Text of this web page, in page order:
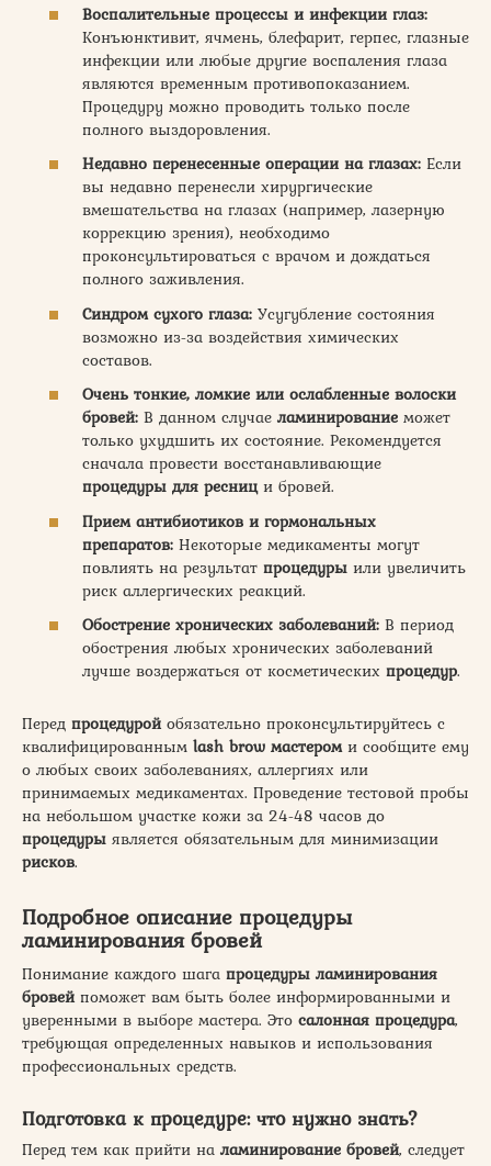
Воспалительные процессы и инфекции глаз:
Конъюнктивит, ячмень, блефарит, герпес, глазные
инфекции или любые другие воспаления глаза
являются временным противопоказанием.
Процедуру можно проводить только после
полного выздоровления.
Недавно перенесенные операции на глазах: Если
вы недавно перенесли хирургические
вмешательства на глазах (например, лазерную
коррекцию зрения), необходимо
проконсультироваться с врачом и дождаться
полного заживления.
Синдром сухого глаза: Усугубление состояния
возможно из-за воздействия химических
составов.
Очень тонкие, ломкие или ослабленные волоски
бровей: В данном случае ламинирование может
только ухудшить их состояние. Рекомендуется
сначала провести восстанавливающие
процедуры для ресници бровей.
Прием антибиотиков и гормональных
препаратов: Некоторые медикаменты могут
повлиять на результат процедуры или увеличить
риск аллергических реакций.
Обострение хронических заболеваний: В период
обострения любых хронических заболеваний
лучше воздержаться от косметических процедур.
Перед процедуройобязательно проконсультируйтесь с
квалифицированным lash brow мастероми сообщите ему
о любых своих заболеваниях, аллергиях или
принимаемых медикаментах. Проведение тестовой пробы
на небольшом участке кожи за 24-48 часов до
процедуры является обязательным для минимизации
рисков.
Подробное описание процедуры
ламинирования бровей
Понимание каждого шага процедуры ламинирования
бровейпоможет вам быть более информированными и
уверенными в выборе мастера. Это салонная процедура,
требующая определенных навыков и использования
профессиональных средств.
Подготовка к процедуре: что нужно знать?
Перед тем как прийти на ламинирование бровей, следует